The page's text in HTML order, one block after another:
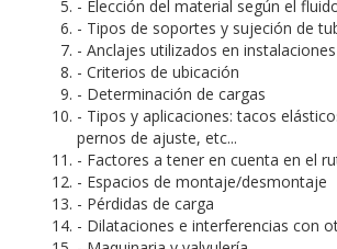
- Elección del material según el
- Tipos de soportes y sujeción de
- Anclajes utilizados en
- Criterios de ubicación
- Determinación de cargas
- Tipos y aplicaciones: tacos
pernos de ajuste, etc...
- Factores a tener en cuenta en el
- Espacios de montaje/desmontaje
- Pérdidas de carga
- Dilataciones e interferencias con